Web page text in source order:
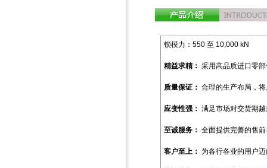
锁模力：550 至 10,000 kN
精益求精： 采用高品质进口零
质量保证： 合理的生产布局，
应变性强： 满足市场对交货期
至诚服务： 全面提供完善的售
客户至上： 为各行各业的用户